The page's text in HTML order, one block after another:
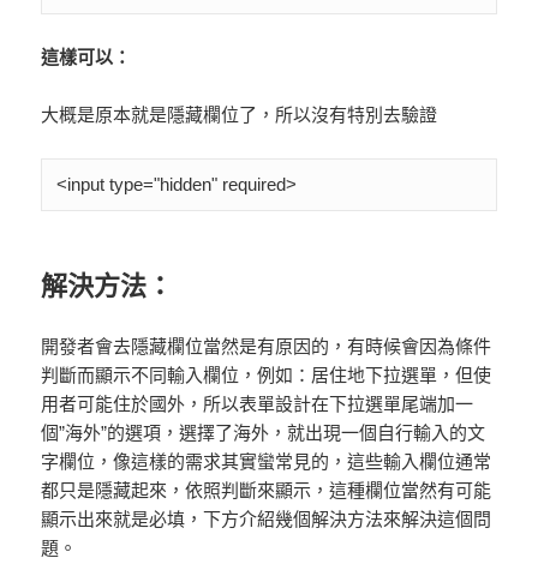
這樣可以：
大概是原本就是隱藏欄位了，所以沒有特別去驗證
<input type="hidden" required>
解決方法：
開發者會去隱藏欄位當然是有原因的，有時候會因為條件
判斷而顯示不同輸入欄位，例如：居住地下拉選單，但使
用者可能住於國外，所以表單設計在下拉選單尾端加一
個”海外”的選項，選擇了海外，就出現一個自行輸入的文
字欄位，像這樣的需求其實蠻常見的，這些輸入欄位通常
都只是隱藏起來，依照判斷來顯示，這種欄位當然有可能
顯示出來就是必填，下方介紹幾個解決方法來解決這個問
題。